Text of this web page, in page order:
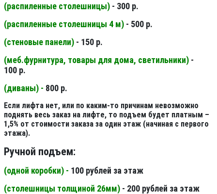
(распиленные столешницы) - 300 р.
(распиленные столешницы 4 м) - 500 р.
(стеновые панели) - 150 р.
(меб.фурнитура, товары для дома, светильники) -
100 р.
(диваны) - 800 р.
Если лифта нет, или по каким-то причинам невозможно
поднять весь заказ на лифте, то подъем будет платным –
1,5% от стоимости заказа за один этаж (начиная с первого
этажа).
Ручной подъем:
(одной коробки) - 100 рублей за этаж
(столешницы толщиной 26мм) - 200 рублей за этаж